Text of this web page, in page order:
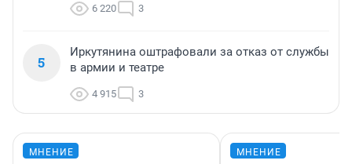
6 220 3
5
Иркутянина оштрафовали за отказ от службы
в армии и театре
4 915 3
МНЕНИЕ МНЕНИЕ